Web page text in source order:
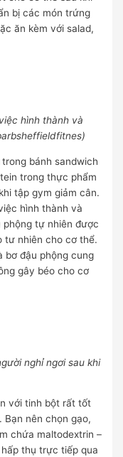
bị các món trứng
ăn kèm với salad,
hình thành và
bánh sandwich
trong thực phẩm
tập gym giảm cân.
hình thành và
phộng tự nhiên được
tư nhiên cho cơ thể.
bơ đậu phộng cung
gây béo cho cơ
nghỉ ngơi sau khi
với tinh bột rất tốt
Bạn nên chọn gạo,
chứa maltodextrin –
thụ trực tiếp qua